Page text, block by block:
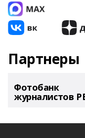
Партнеры
Фотобанк
журналистов